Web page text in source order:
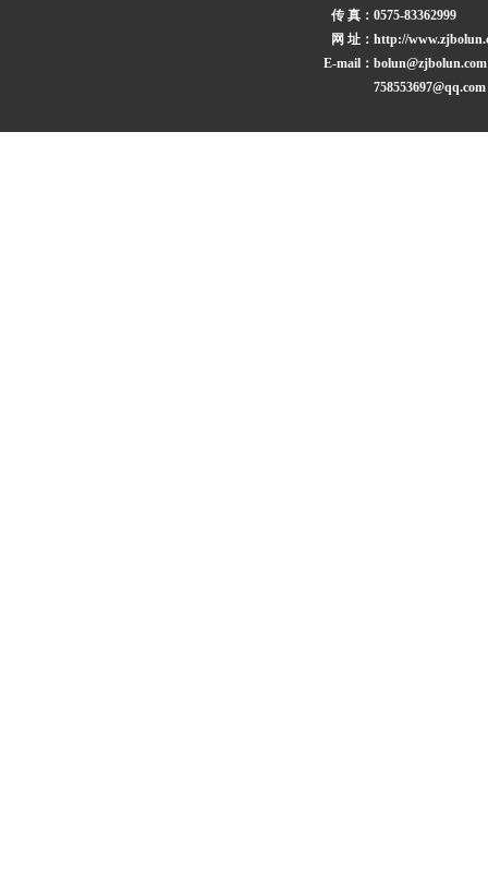
传 真： 0575-83362999
网 址： http://
E-mail： bolun@zjbolun.com
758553697@qq.com